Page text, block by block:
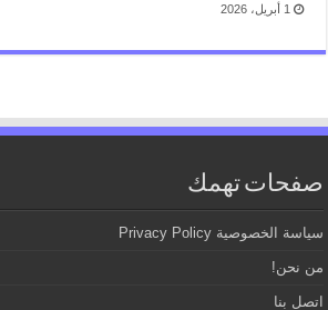
1 أبريل، 2026
صفحات تهمك
سياسة الخصوصية Privacy Policy
من نحن!
اتصل بنا